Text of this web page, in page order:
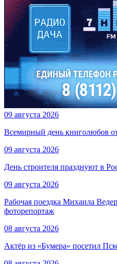
09 августа 2026
Всемирный день книголюбов
09 августа 2026
День строителя празднуют в
09 августа 2026
Рабочая поездка Михаила
фоторепортаж
08 августа 2026
Актёр из «Бумера» посетил